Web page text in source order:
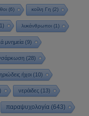
(6) κοίλη Γη (2)
λυκάνθρωποι(1)
μνημεία(9)
(28)
ήχοι (10)
νεράιδες(13)
παραψυχολογία(643)